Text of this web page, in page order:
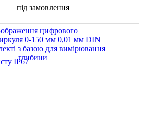
під замовлення